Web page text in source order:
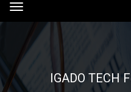
Toggle
navigation
IGADO TECH